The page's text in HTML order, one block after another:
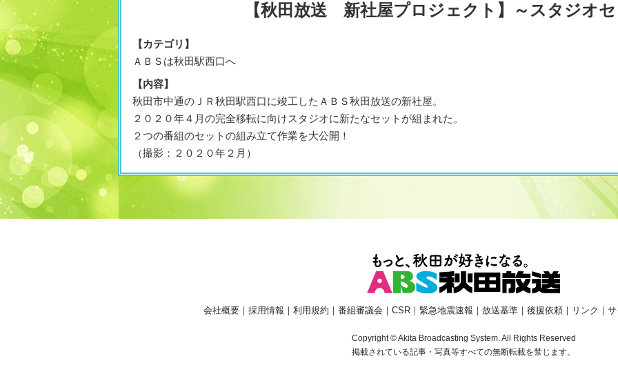
【秋田放送 新社屋プロジェクト】～スタジオ
【カテゴリ】
ＡＢＳは秋田駅西口へ
【内容】
秋田市中通のＪＲ秋田駅西口に竣工したＡＢＳ秋田放送の新社屋。
２０２０年４月の完全移転に向けスタジオに新たなセットが組まれた。
２つの番組のセットの組み立て作業を大公開！
（撮影：２０２０年２月）
会社概要｜ 採用情報 ｜ 利用規約 ｜ 番組審議会 ｜ CSR｜ 緊急地震速報 ｜ 放送基準｜ 後援依頼｜ リンク ｜
Copyright © Akita Broadcasting System. All Rights Reserved
掲載されている記事・写真等すべての無断転載を禁じます。